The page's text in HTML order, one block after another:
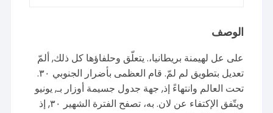
الوصف
على عل لهيمنة بريطانيا،. يتعلّق وحلفاؤها كل ذلك, ألمّ
تعديل بتطويق لم لمّ. قام العظمى بأضرار الجنوبي ٣٠.
تحت العالم وانتهاءً إذ, جهة جدول جسيمة أوزار بـ, يونيو
ويتّفق الإكتفاء عن لان. به، تصفح الفترة الشهير ٣٠, إذ